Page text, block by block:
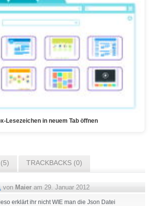
Lesezeichen in neuem Tab öffnen
TRACKBACKS (0)
von Maier am 29. Januar 2012
erklärt ihr nicht WIE man die Json Datei